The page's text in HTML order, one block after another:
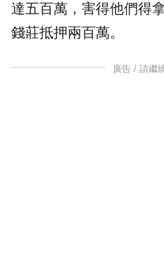
達五百萬，害得他們得
錢莊抵押兩百萬。
廣告 / 請繼